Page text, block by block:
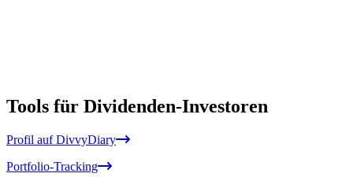
Tools für Dividenden-Investoren
Profil auf DivvyDiary
Portfolio-Tracking